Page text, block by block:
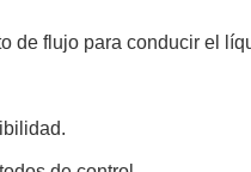
de flujo para conducir el